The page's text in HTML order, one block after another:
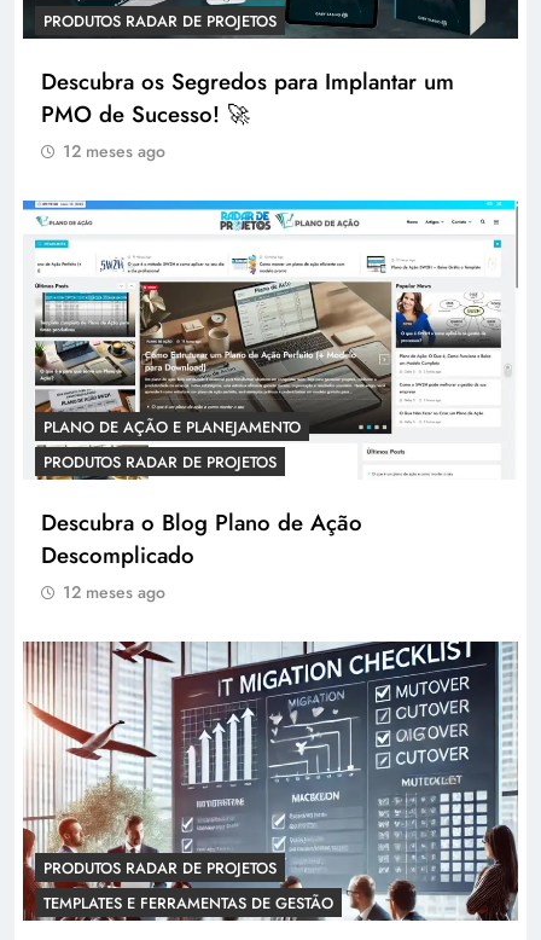
PRODUTOS RADAR DE PROJETOS
Descubra os Segredos para Implantar um
PMO de Sucesso! 🚀
12 meses ago
PLANO DE AÇÃO E PLANEJAMENTO
PRODUTOS RADAR DE PROJETOS
Descubra o Blog Plano de Ação
Descomplicado
12 meses ago
PRODUTOS RADAR DE PROJETOS
TEMPLATES E FERRAMENTAS DE GESTÃO